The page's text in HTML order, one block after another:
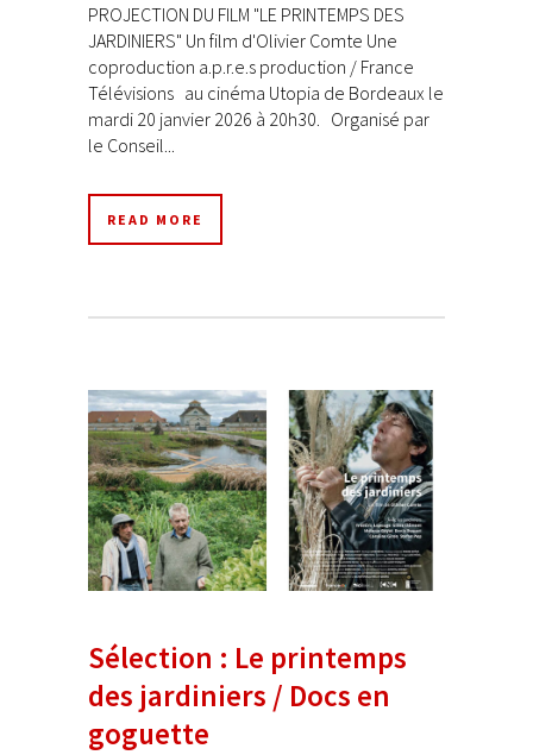
PROJECTION DU FILM "LE PRINTEMPS DES
JARDINIERS" Un film d'Olivier Comte Une
coproduction a.p.r.e.s production / France
Télévisions au cinéma Utopia de Bordeaux le
mardi 20 janvier 2026 à 20h30. Organisé par
le Conseil...
READ MORE
Sélection : Le printemps
des jardiniers / Docs en
goguette